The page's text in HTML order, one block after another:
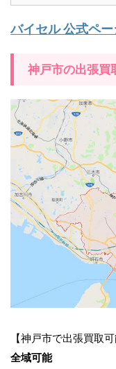
バイセル 公式ペー
神戸市の出張買
【神戸市で出張買取
全域可能